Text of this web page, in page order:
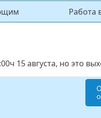
Работа
15 августа, но это